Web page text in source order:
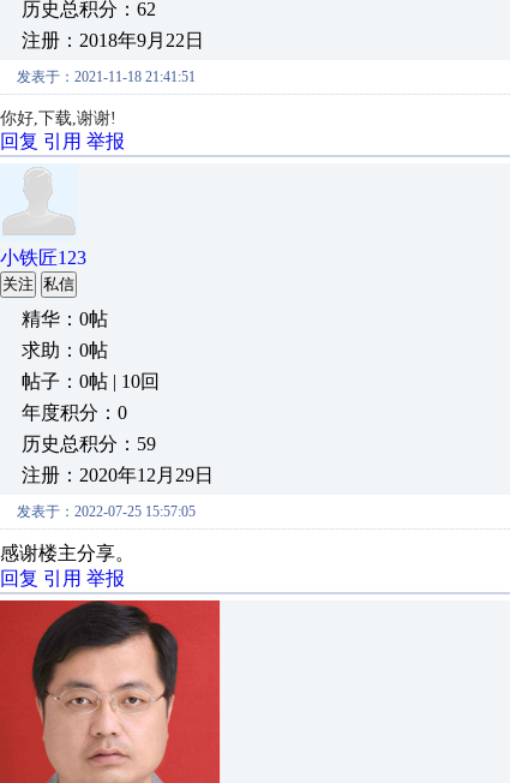
历史总积分：62
注册：2018年9月22日
发表于：2021-11-18 21:41:51
你好,下载,谢谢!
回复 引用 举报
小铁匠123
关注 私信
精华：0帖
求助：0帖
帖子：0帖 | 10回
年度积分：0
历史总积分：59
注册：2020年12月29日
发表于：2022-07-25 15:57:05
感谢楼主分享。
回复 引用 举报